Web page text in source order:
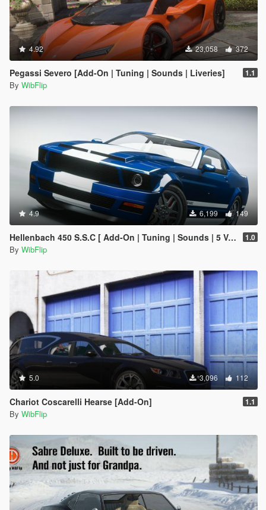
4.92 23,058 372
Pegassi Severo [Add-On | Tuning | Sounds | Liveries] 1.1
By WibFlip
4.9 6,199 149
Hellenbach 450 S.S.C [ Add-On | Tuning | Sounds | 5 Variants ] 1.0
By WibFlip
5.0 3,096 112
Chariot Coscarelli Hearse [Add-On] 1.1
By WibFlip